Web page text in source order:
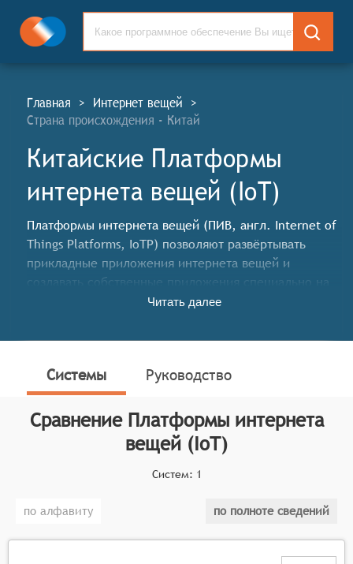
Главная > Интернет вещей >
Страна происхождения - Китай
Китайские Платформы
интернета вещей (IoT)
Платформы интернета вещей (ПИВ, англ. Internet of
Things Platforms, IoTP) позволяют развёртывать
прикладные приложения интернета вещей и
создавать собственные приложения специально на
базе подключенных умных устройств.
для систем. Чтобы претендовать на включение в
категорию платформ интернета вещей (ПИВ),
требованиям:
Предоставлять разработчикам платформу для
создания приложений, специфичных для
Реализовывать функции управления бизнес-
Читать далее
Системы Руководство
Сравнение Платформы интернета
вещей (IoT)
Систем: 1
по алфавиту по полноте сведений